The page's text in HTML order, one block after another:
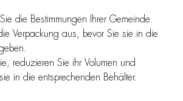
die Bestimmungen Ihrer Gemeinde.
Verpackung aus, bevor Sie sie in die
reduzieren Sie ihr Volumen und
in die entsprechenden Behälter.